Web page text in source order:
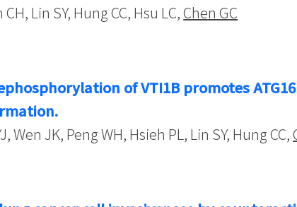
Lin SY, Hung CC, Hsu LC,Chen GC
of VTI1B promotes
Wen JK, Peng WH, Hsieh PL, Lin SY, Hung CC,